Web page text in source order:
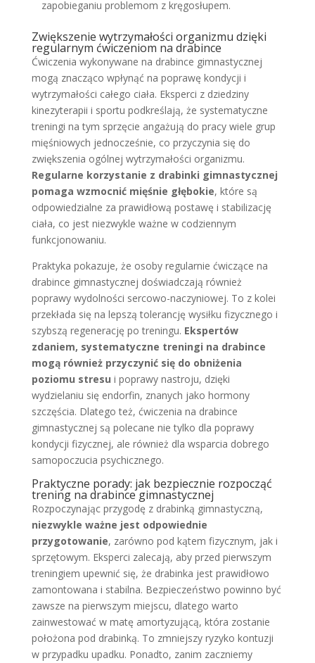
zapobieganiu problemom z kręgosłupem.
Zwiększenie wytrzymałości organizmu dzięki
regularnym ćwiczeniom na drabince
Ćwiczenia wykonywane na drabince gimnastycznej
mogą znacząco wpłynąć na poprawę kondycji i
wytrzymałości całego ciała. Eksperci z dziedziny
kinezyterapii i sportu podkreślają, że systematyczne
treningi na tym sprzęcie angażują do pracy wiele grup
mięśniowych jednocześnie, co przyczynia się do
zwiększenia ogólnej wytrzymałości organizmu.
Regularne korzystanie z drabinki gimnastycznej
pomaga wzmocnić mięśnie głębokie, które są
odpowiedzialne za prawidłową postawę i stabilizację
ciała, co jest niezwykle ważne w codziennym
funkcjonowaniu.
Praktyka pokazuje, że osoby regularnie ćwiczące na
drabince gimnastycznej doświadczają również
poprawy wydolności sercowo-naczyniowej. To z kolei
przekłada się na lepszą tolerancję wysiłku fizycznego i
szybszą regenerację po treningu. Ekspertów
zdaniem, systematyczne treningi na drabince
mogą również przyczynić się do obniżenia
poziomu stresu i poprawy nastroju, dzięki
wydzielaniu się endorfin, znanych jako hormony
szczęścia. Dlatego też, ćwiczenia na drabince
gimnastycznej są polecane nie tylko dla poprawy
kondycji fizycznej, ale również dla wsparcia dobrego
samopoczucia psychicznego.
Praktyczne porady: jak bezpiecznie rozpocząć
trening na drabince gimnastycznej
Rozpoczynając przygodę z drabinką gimnastyczną,
niezwykle ważne jest odpowiednie
przygotowanie, zarówno pod kątem fizycznym, jak i
sprzętowym. Eksperci zalecają, aby przed pierwszym
treningiem upewnić się, że drabinka jest prawidłowo
zamontowana i stabilna. Bezpieczeństwo powinno być
zawsze na pierwszym miejscu, dlatego warto
zainwestować w matę amortyzującą, która zostanie
położona pod drabinką. To zmniejszy ryzyko kontuzji
w przypadku upadku. Ponadto, zanim zaczniemy